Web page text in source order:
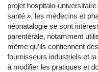
projet hospitalo-
santé », les médecins et
néonatalogie se sont
parentérale, notamment
même qu’ils contiennent
fournisseurs industriels et
à modifier les pratiques et